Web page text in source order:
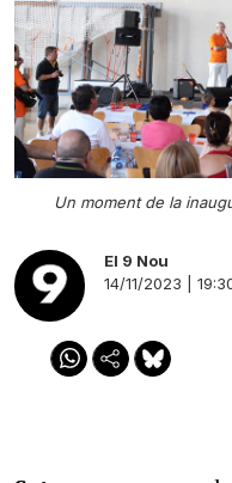
Un moment de la
El 9 Nou
14/11/2023 |